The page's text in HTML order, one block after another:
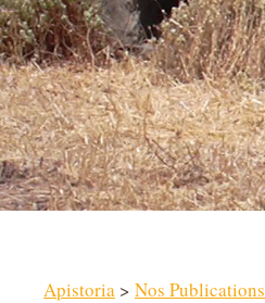
Apistoria > Nos Publications